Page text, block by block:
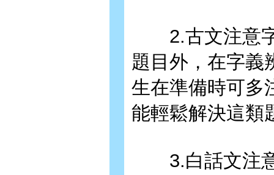
2.古文注意字
題目外，在字義
生在準備時可多
能輕鬆解決這類
3.白話文注意